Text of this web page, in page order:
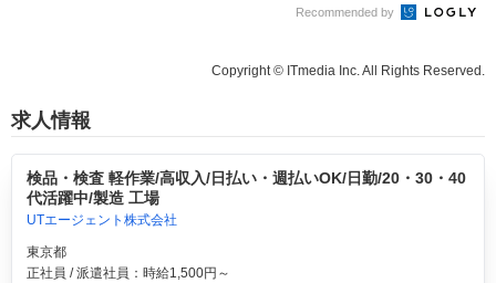
Recommended by
Copyright © ITmedia Inc. All Rights Reserved.
求人情報
検品・検査 軽作業/高収入/日払い・週払いOK/日勤/20・30・40
代活躍中/製造 工場
UTエージェント株式会社
東京都
正社員 / 派遣社員：時給1,500円～